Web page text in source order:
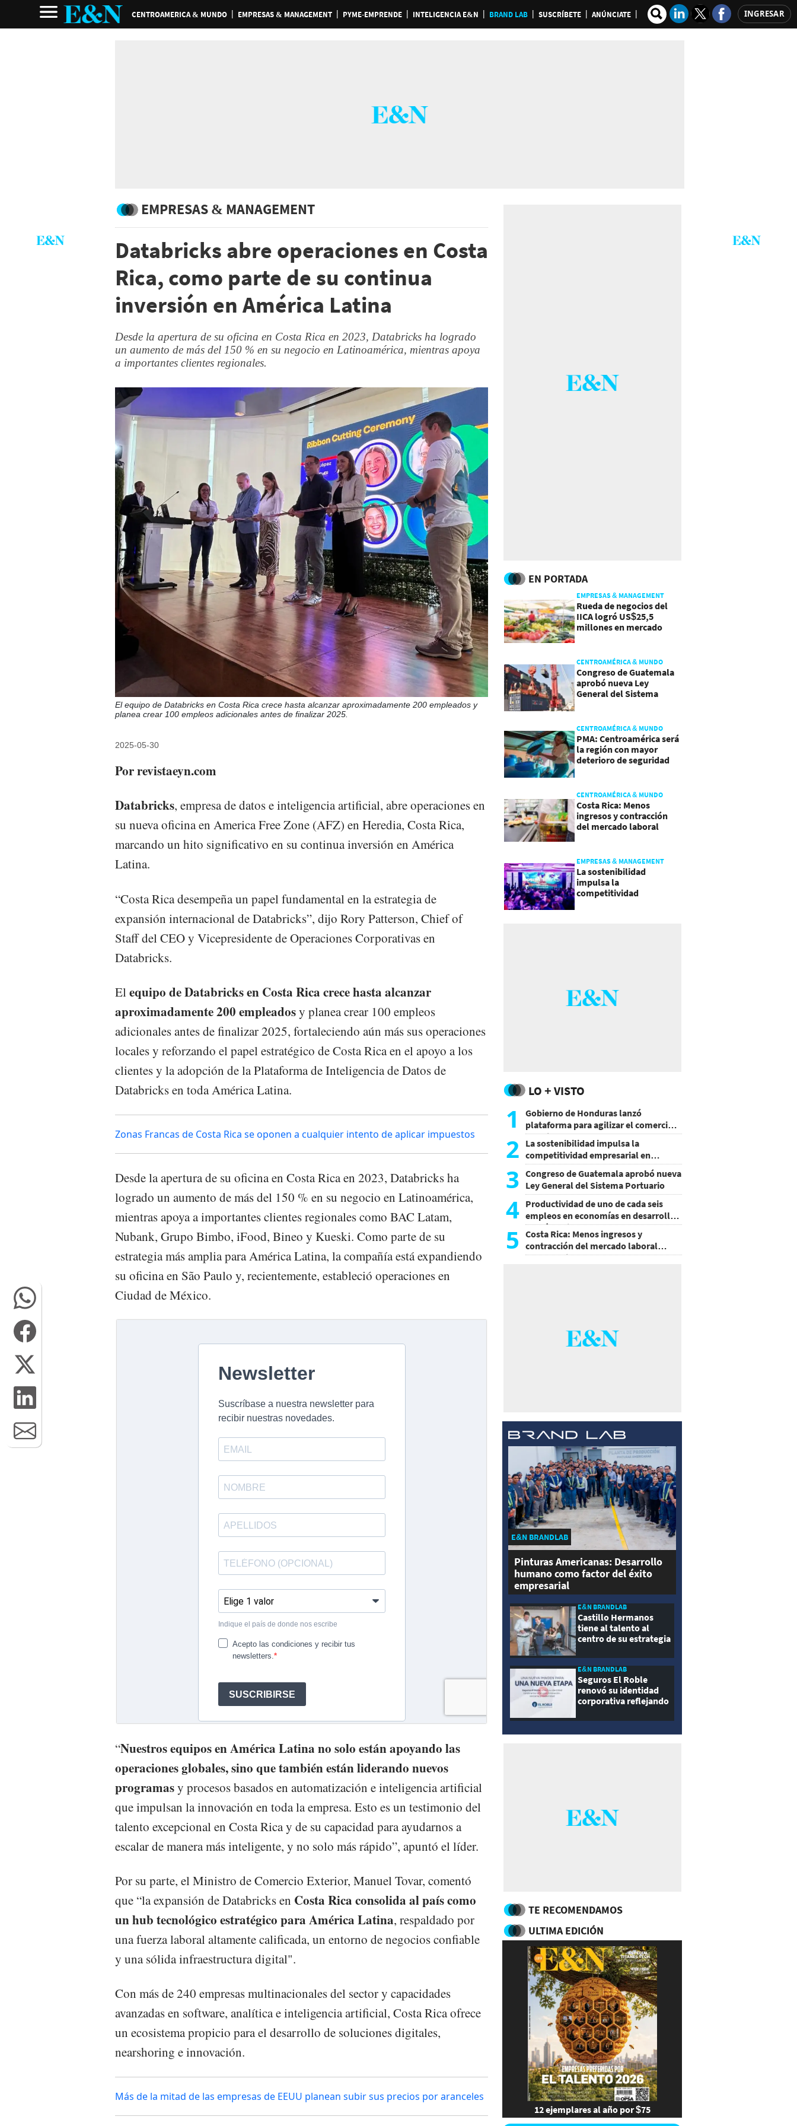
CENTROAMERICA & MUNDO EMPRESAS & MANAGEMENT PYME-EMPRENDE INTELIGENCIA E&N BRAND LAB SUSCRÍBETE ANÚNCIATE INGRESAR
EMPRESAS & MANAGEMENT
Databricks abre operaciones en Costa
Rica, como parte de su continua
inversión en América Latina
Desde la apertura de su oficina en Costa Rica en 2023, Databricks ha logrado
un aumento de más del 150 % en su negocio en Latinoamérica, mientras apoya
a importantes clientes regionales.
El equipo de Databricks en Costa Rica crece hasta alcanzar aproximadamente 200 empleados y
planea crear 100 empleos adicionales antes de finalizar 2025.
2025-05-30
Por revistaeyn.com
Databricks, empresa de datos e inteligencia artificial, abre operaciones en
su nueva oficina en America Free Zone (AFZ) en Heredia, Costa Rica,
marcando un hito significativo en su continua inversión en América
Latina.
“Costa Rica desempeña un papel fundamental en la estrategia de
expansión internacional de Databricks”, dijo Rory Patterson, Chief of
Staff del CEO y Vicepresidente de Operaciones Corporativas en
Databricks.
Elequipo de Databricks en Costa Rica crece hasta alcanzar
aproximadamente 200 empleadosy planea crear 100 empleos
adicionales antes de finalizar 2025, fortaleciendo aún más sus operaciones
locales y reforzando el papel estratégico de Costa Rica en el apoyo a los
clientes y la adopción de la Plataforma de Inteligencia de Datos de
Databricks en toda América Latina.
Zonas Francas de Costa Rica se oponen a cualquier intento de aplicar impuestos
Desde la apertura de su oficina en Costa Rica en 2023, Databricks ha
logrado un aumento de más del 150 % en su negocio en Latinoamérica,
mientras apoya a importantes clientes regionales como BAC Latam,
Nubank, Grupo Bimbo, iFood, Bineo y Kueski. Como parte de su
estrategia más amplia para América Latina, la compañía está expandiendo
su oficina en São Paulo y, recientemente, estableció operaciones en
Ciudad de México.
“Nuestros equipos en América Latina no solo están apoyando las
operaciones globales, sino que también están liderando nuevos
programasy procesos basados en automatización e inteligencia artificial
que impulsan la innovación en toda la empresa. Esto es un testimonio del
talento excepcional en Costa Rica y de su capacidad para ayudarnos a
escalar de manera más inteligente, y no solo más rápido”, apuntó el líder.
Por su parte, el Ministro de Comercio Exterior, Manuel Tovar, comentó
que “la expansión de Databricks en Costa Rica consolida al país como
un hub tecnológico estratégico para América Latina, respaldado por
una fuerza laboral altamente calificada, un entorno de negocios confiable
y una sólida infraestructura digital".
Con más de 240 empresas multinacionales del sector y capacidades
avanzadas en software, analítica e inteligencia artificial, Costa Rica ofrece
un ecosistema propicio para el desarrollo de soluciones digitales,
nearshoring e innovación.
Más de la mitad de las empresas de EEUU planean subir sus precios por aranceles
EN PORTADA
EMPRESAS & MANAGEMENT
Rueda de negocios del
IICA logró US$25,5
millones en mercado
CENTROAMÉRICA & MUNDO
Congreso de Guatemala
aprobó nueva Ley
General del Sistema
CENTROAMÉRICA & MUNDO
PMA: Centroamérica será
la región con mayor
deterioro de seguridad
CENTROAMÉRICA & MUNDO
Costa Rica: Menos
ingresos y contracción
del mercado laboral
EMPRESAS & MANAGEMENT
La sostenibilidad
impulsa la
competitividad
LO + VISTO
1
Gobierno de Honduras lanzó
plataforma para agilizar el comercio
exterior
2 La sostenibilidad impulsa la
competitividad empresarial en
Guatemala
3 Congreso de Guatemala aprobó nueva
Ley General del Sistema Portuario
4 Productividad de uno de cada seis
empleos en economías en desarrollo
podría mejorar por la IA
5
Costa Rica: Menos ingresos y
contracción del mercado laboral
causan baja del consumo
E&N BRANDLAB
Pinturas Americanas: Desarrollo
humano como factor del éxito
empresarial
E&N BRANDLAB
Castillo Hermanos
tiene al talento al
centro de su estrategia
E&N BRANDLAB
Seguros El Roble
renovó su identidad
corporativa reflejando
modernidad
TE RECOMENDAMOS
ULTIMA EDICIÓN
12 ejemplares al año por $75